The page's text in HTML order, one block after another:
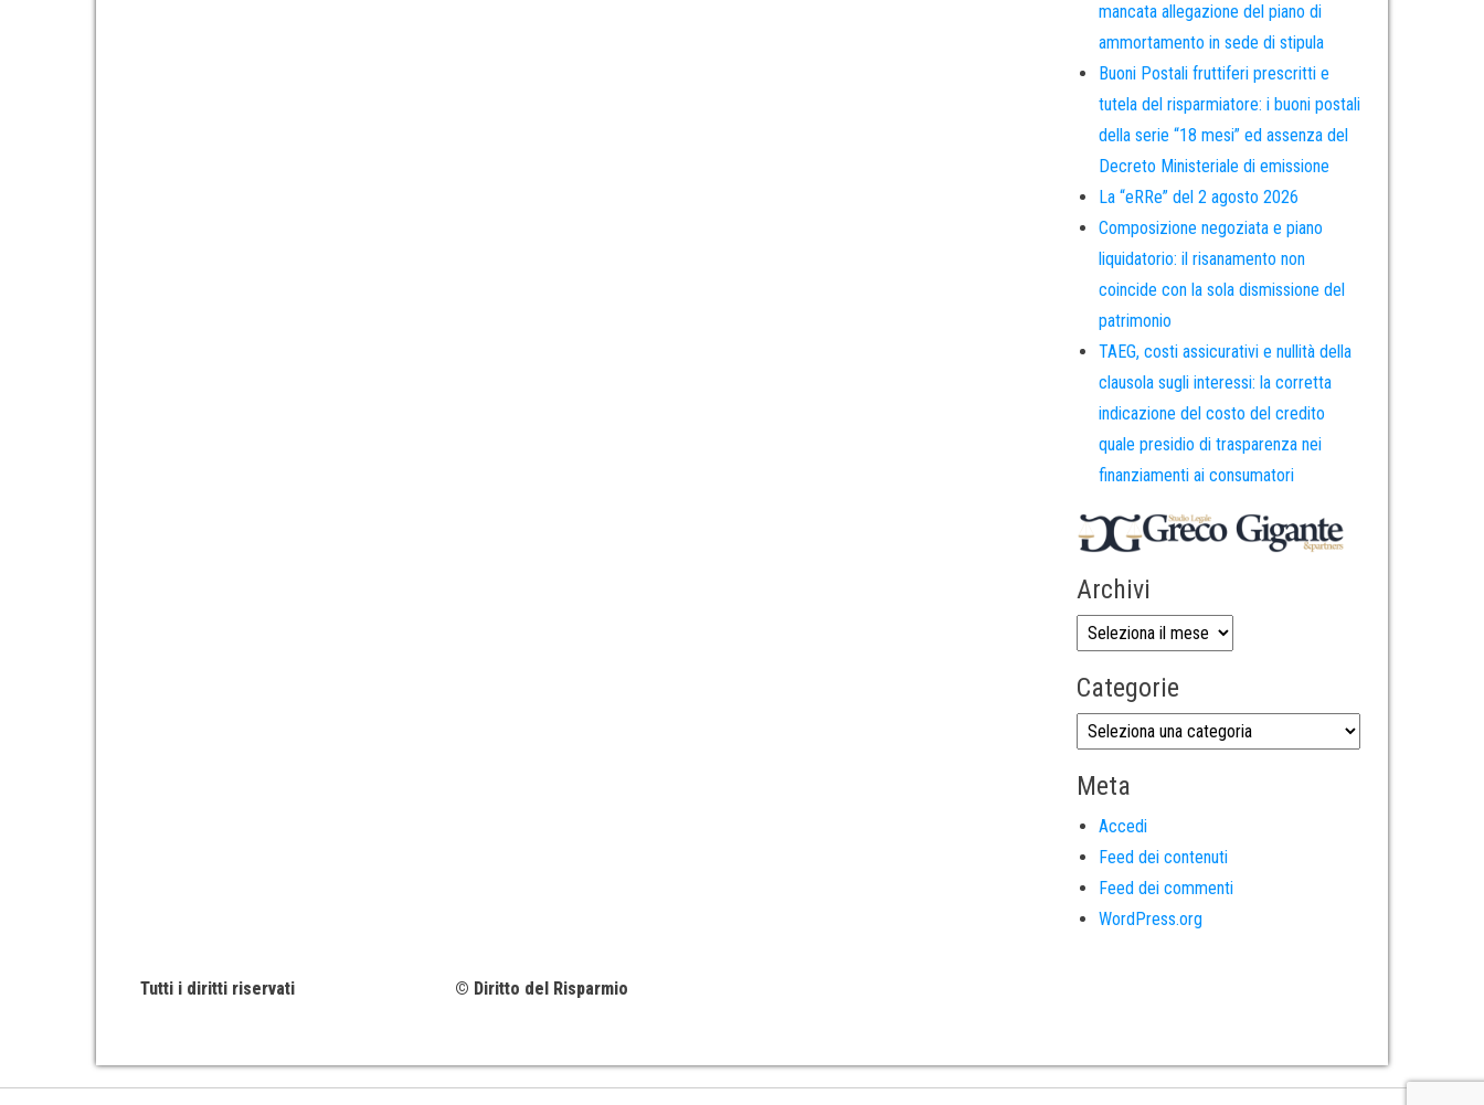
mancata allegazione del piano di
ammortamento in sede di stipula
Buoni Postali fruttiferi prescritti e
tutela del risparmiatore: i buoni postali
della serie “18 mesi” ed assenza del
Decreto Ministeriale di emissione
La “eRRe” del 2 agosto 2026
Composizione negoziata e piano
liquidatorio: il risanamento non
coincide con la sola dismissione del
patrimonio
TAEG, costi assicurativi e nullità della
clausola sugli interessi: la corretta
indicazione del costo del credito
quale presidio di trasparenza nei
finanziamenti ai consumatori
Archivi
Categorie
Meta
Accedi
Feed dei contenuti
Feed dei commenti
WordPress.org
Tutti i diritti riservati © Diritto del Risparmio